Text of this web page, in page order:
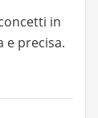
in
e precisa.